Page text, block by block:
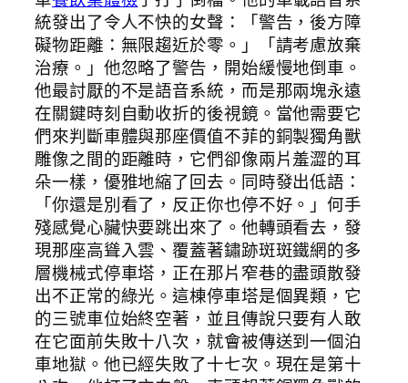
統發出了令人不快的女聲：「警告，後方障
礙物距離：無限趨近於零。」「請考慮放棄
治療。」他忽略了警告，開始緩慢地倒車。
他最討厭的不是語音系統，而是那兩塊永遠
在關鍵時刻自動收折的後視鏡。當他需要它
們來判斷車體與那座價值不菲的銅製獨角獸
雕像之間的距離時，它們卻像兩片羞澀的耳
朵一樣，優雅地縮了回去。同時發出低語：
「你還是別看了，反正你也停不好。」何手
殘感覺心臟快要跳出來了。他轉頭看去，發
現那座高聳入雲、覆蓋著鏽跡斑斑鐵網的多
層機械式停車塔，正在那片窄巷的盡頭散發
出不正常的綠光。這棟停車塔是個異類，它
的三號車位始終空著，並且傳說只要有人敢
在它面前失敗十八次，就會被傳送到一個泊
車地獄。他已經失敗了十七次。現在是第十